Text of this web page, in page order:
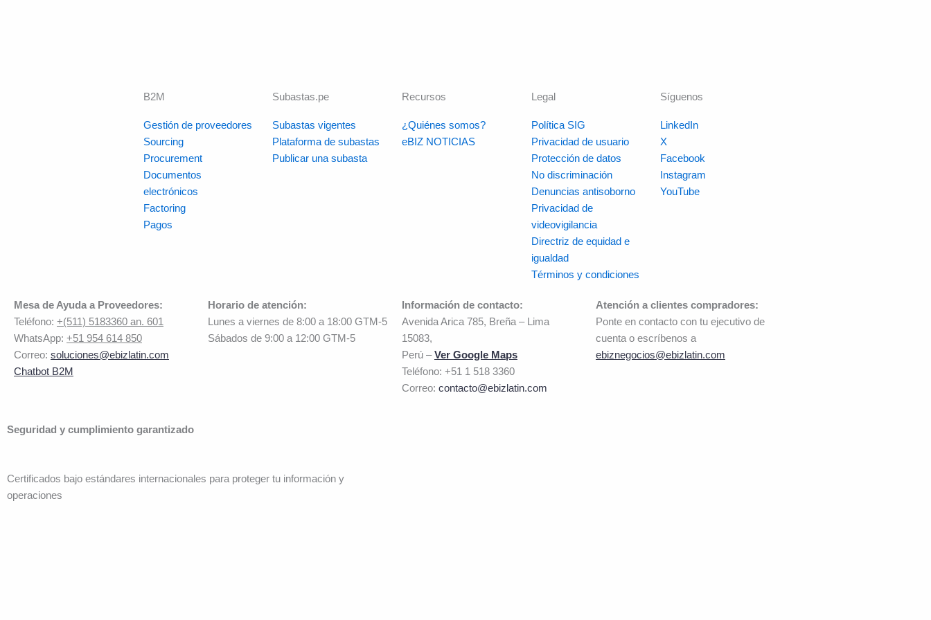
B2M
Gestión de proveedores
Sourcing
Procurement
Documentos
electrónicos
Factoring
Pagos
Subastas.pe
Subastas vigentes
Plataforma de subastas
Publicar una subasta
Recursos
¿Quiénes somos?
eBIZ NOTICIAS
Legal
Política SIG
Privacidad de usuario
Protección de datos
No discriminación
Denuncias antisoborno
Privacidad de
videovigilancia
Directriz de equidad e
igualdad
Términos y condiciones
Síguenos
LinkedIn
X
Facebook
Instagram
YouTube
Mesa de Ayuda a Proveedores:
Teléfono: +(511) 5183360 an. 601
WhatsApp: +51 954 614 850
Correo: soluciones@ebizlatin.com
Chatbot B2M
Horario de atención:
Lunes a viernes de 8:00 a 18:00 GTM-5
Sábados de 9:00 a 12:00 GTM-5
Información de contacto:
Avenida Arica 785, Breña – Lima
15083,
Perú –Ver Google Maps
Teléfono: +51 1 518 3360
Correo: contacto@ebizlatin.com
Atención a clientes compradores:
Ponte en contacto con tu ejecutivo de
cuenta o escríbenos a
ebiznegocios@ebizlatin.com
Seguridad y cumplimiento garantizado
Certificados bajo estándares internacionales para proteger tu información y
operaciones